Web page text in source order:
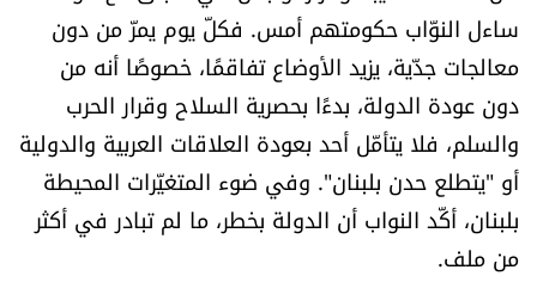
كتّابنا
تحت المجهر
آراء
اقتصاد
ساءل النوّاب حكومتهم أمس. فكلّ يوم يمرّ من دون
معالجات جدّية، يزيد الأوضاع تفاقمًا، خصوصًا أنه من
دون عودة الدولة، بدءًا بحصرية السلاح وقرار الحرب
والسلم، فلا يتأمّل أحد بعودة العلاقات العربية والدولية
أو "يتطلع حدن بلبنان". وفي ضوء المتغيّرات المحيطة
بلبنان، أكّد النواب أن الدولة بخطر، ما لم تبادر في أكثر
من ملف.